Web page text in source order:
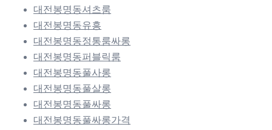
대전봉명동셔츠룸
대전봉명동유흥
대전봉명동정통룸싸롱
대전봉명동퍼블릭룸
대전봉명동풀사롱
대전봉명동풀살롱
대전봉명동풀싸롱
대전봉명동풀싸롱가격